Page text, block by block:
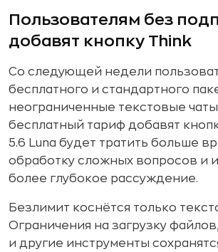
Пользователям без
добавят кнопку Think
Со следующей недели
бесплатного и стандартного
неограниченные текстовые
бесплатный тариф добавят
5.6 Luna будет тратить больше
обработку сложных вопросов и
более глубокое рассуждение.
Безлимит коснётся только
Ограничения на загрузку
и другие инструменты